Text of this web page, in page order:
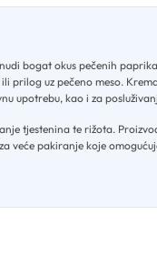
bogat okus pečenih
prilog uz pečeno meso.
upotrebu, kao i za
tjestenina te rižota.
veće pakiranje koje